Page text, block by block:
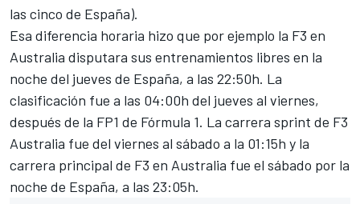
las cinco de España).
Esa diferencia horaria hizo que por ejemplo la F3 en
Australia disputara sus entrenamientos libres en la
noche del jueves de España, a las 22:50h. La
clasificación fue a las 04:00h del jueves al viernes,
después de la FP1 de Fórmula 1. La carrera sprint de F3
Australia fue del viernes al sábado a la 01:15h y la
carrera principal de F3 en Australia fue el sábado por la
noche de España, a las 23:05h.